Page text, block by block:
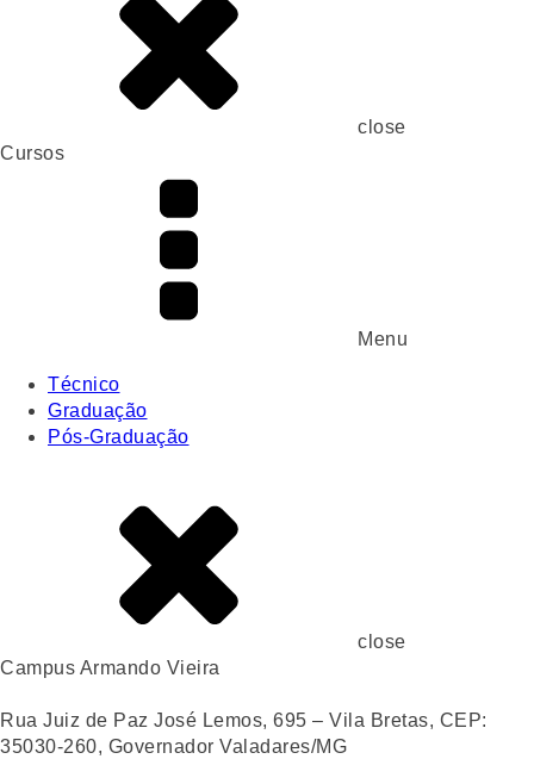
close
Cursos
Menu
Técnico
Graduação
Pós-Graduação
close
Campus Armando Vieira
Rua Juiz de Paz José Lemos, 695 – Vila Bretas, CEP:
35030-260, Governador Valadares/MG